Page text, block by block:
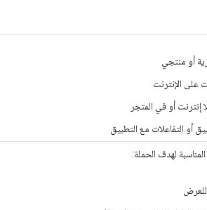
أو منتجي
على الإنترنت
إنترنت أو في المتجر
أو التفاعلات مع التطبيق
لهدف الحملة: